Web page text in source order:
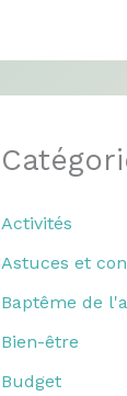
Activités
Astuces et
Baptême de
Bien-être
Budget